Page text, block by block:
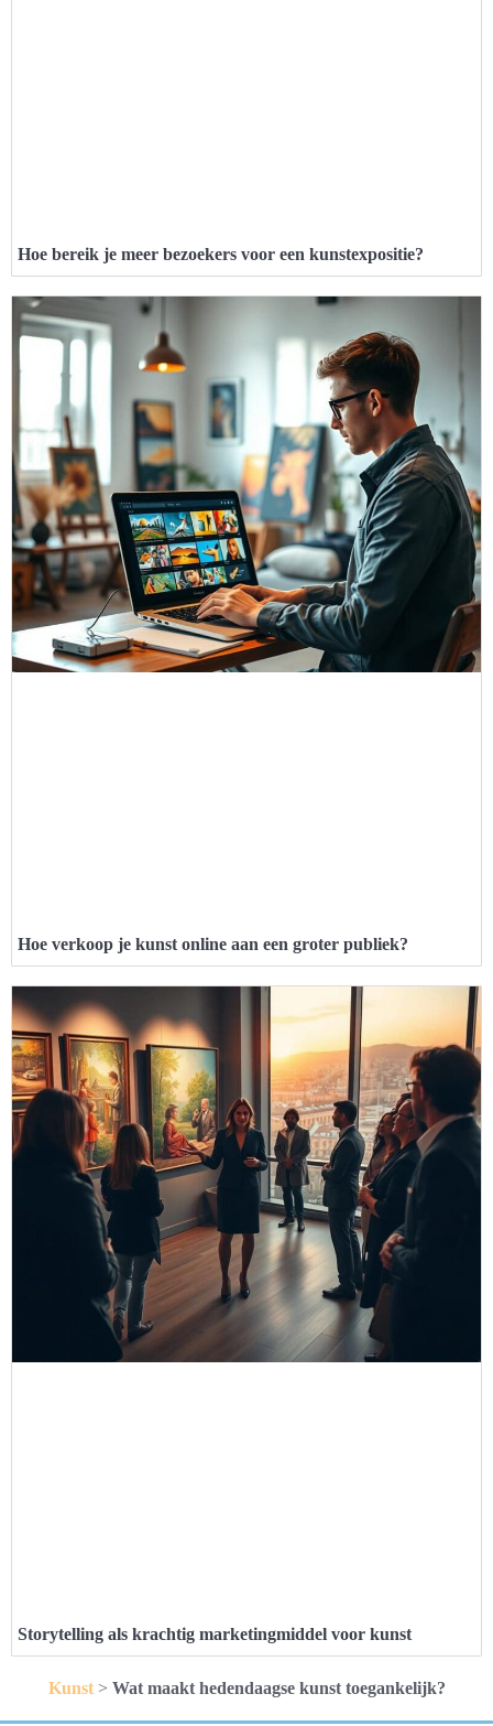
Hoe bereik je meer bezoekers voor een kunstexpositie?
Hoe verkoop je kunst online aan een groter publiek?
Storytelling als krachtig marketingmiddel voor kunst
Kunst> Wat maakt hedendaagse kunst toegankelijk?